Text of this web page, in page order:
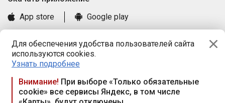
Для обеспечения удобства пользователей сайта
используются cookies.
Узнать подробнее
Внимание! При выборе «Только обязательные
cookie» все сервисы Яндекс, в том числе
App store
Google play
Книга замечаний и предложений
Правила и документы
Praca.by © 2000—2026, ООО «ПРАЦА БАЙ»
Республика Беларусь, 220114, г. Минск, пр-т Независимости
117а, пом. № 9.